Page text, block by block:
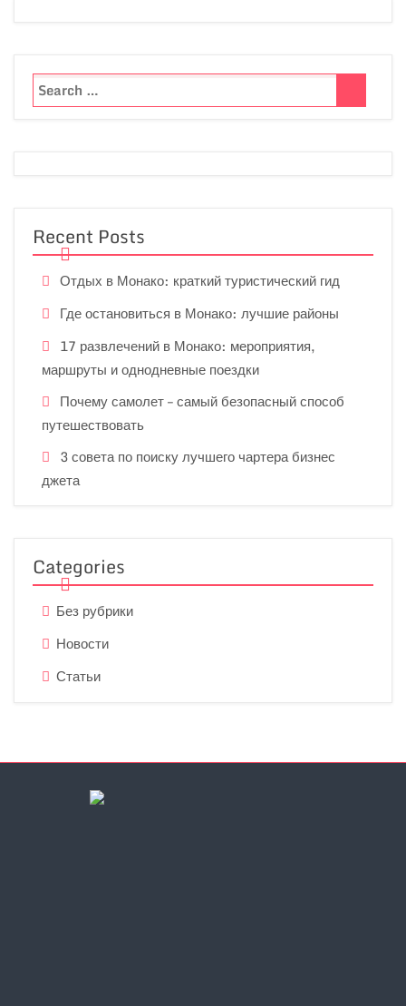
Recent Posts
Отдых в Монако: краткий туристический гид
Где остановиться в Монако: лучшие районы
17 развлечений в Монако: мероприятия,
маршруты и однодневные поездки
Почему самолет – самый безопасный способ
путешествовать
3 совета по поиску лучшего чартера бизнес
джета
Categories
Без рубрики
Новости
Статьи